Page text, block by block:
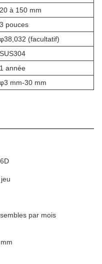
20 à 150 mm
3 pouces
φ38,032 (facultatif)
SUS304
1 année
φ3 mm-30 mm
par mois